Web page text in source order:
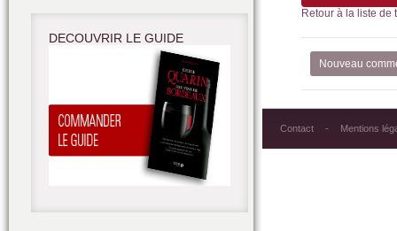
Retour à la liste de
Nouveau
Contact Mentions
DECOUVRIR LE GUIDE